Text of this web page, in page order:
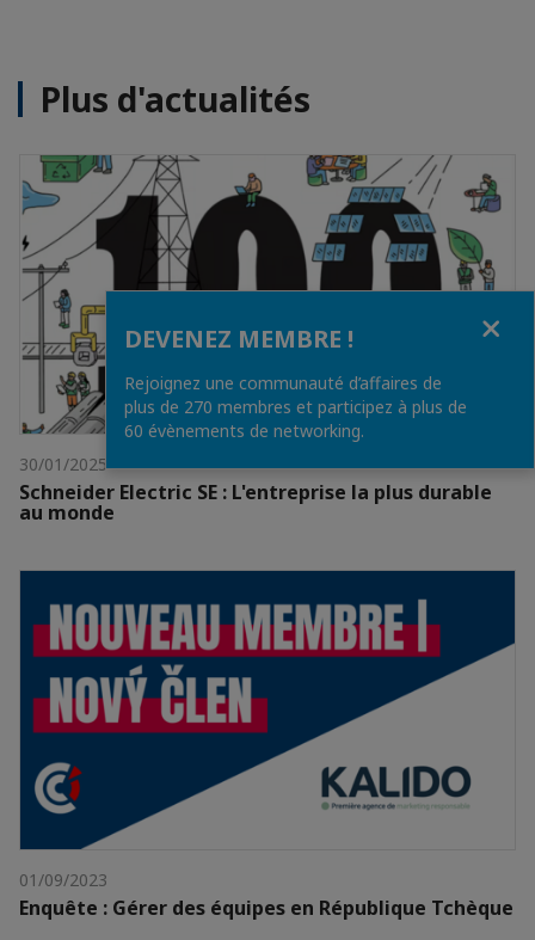
Plus d'actualités
30/01/2025
Schneider Electric SE : L'entreprise la plus durable
au monde
01/09/2023
Enquête : Gérer des équipes en République Tchèque
DEVENEZ MEMBRE !
Rejoignez une communauté d’affaires de
plus de 270 membres et participez à plus de
60 évènements de networking.